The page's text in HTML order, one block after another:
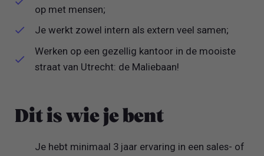
op met mensen;
Je werkt zowel intern als extern veel samen;
Werken op een gezellig kantoor in de mooiste
straat van Utrecht: de Maliebaan!
Dit is wie je bent
Je hebt minimaal 3 jaar ervaring in een sales- of